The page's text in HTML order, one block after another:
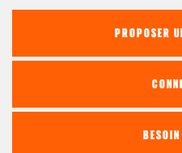
PROPOSER